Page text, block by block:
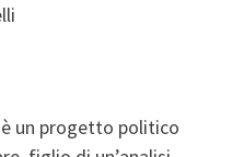
è un progetto politico